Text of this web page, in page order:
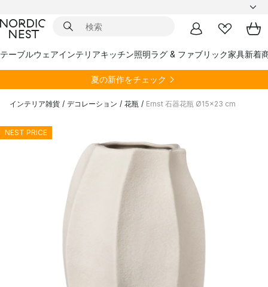
テーブルウェアインテリアキッチン照明ラグ & ファブリック家具新着
夏の新作をチェック
インテリア雑貨 / デコレーション / 花瓶 / Ernst 石器花瓶 Ø15x23 cm
NEST PRICE